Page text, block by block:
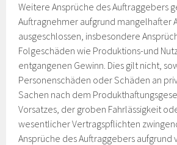
Weitere Ansprüche des Auftraggebers
Auftragnehmer aufgrund mangelhafter
ausgeschlossen, insbesondere
Folgeschäden wie Produktions-und
entgangenen Gewinn. Dies gilt nicht,
Personenschäden oder Schäden an
Sachen nach dem
Vorsatzes, der groben Fahrlässigkeit
wesentlicher Vertragspflichten
Ansprüche des Auftraggebers aufgrund